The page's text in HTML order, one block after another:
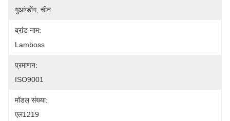
गुआंग्डोंग, चीन
ब्रांड नाम:
Lamboss
प्रमाणन:
ISO9001
मॉडल संख्या:
एल1219